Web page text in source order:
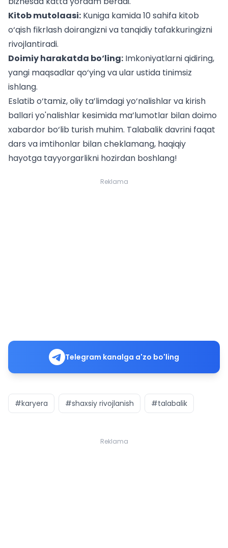
Kitob mutolaasi: Kuniga kamida 10 sahifa kitob
o‘qish fikrlash doirangizni va tanqidiy tafakkuringizni
rivojlantiradi.
Doimiy harakatda bo‘ling: Imkoniyatlarni qidiring,
yangi maqsadlar qo‘ying va ular ustida tinimsiz
ishlang.
Eslatib o‘tamiz, oliy ta’limdagi yo‘nalishlar va kirish
ballari yo'nalishlar kesimida ma’lumotlar bilan doimo
xabardor bo‘lib turish muhim. Talabalik davrini faqat
dars va imtihonlar bilan cheklamang, haqiqiy
hayotga tayyorgarlikni hozirdan boshlang!
Reklama
Telegram kanalga a'zo bo'ling
#karyera #shaxsiy rivojlanish #talabalik
Reklama